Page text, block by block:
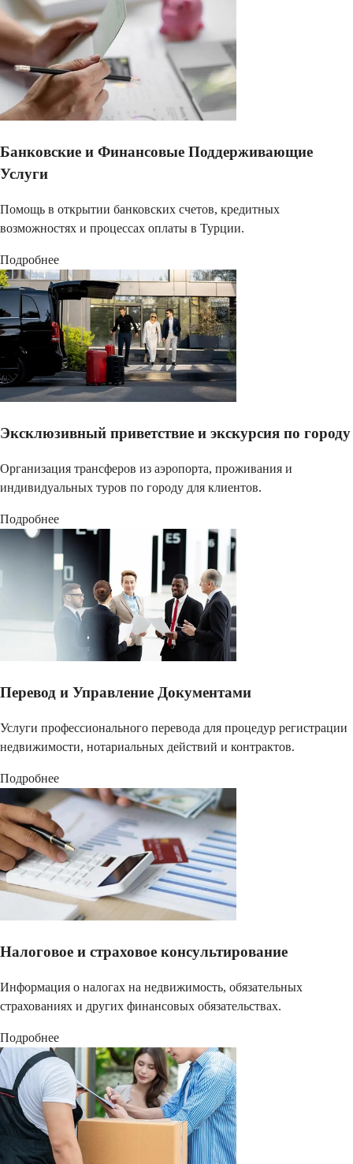
Банковские и Финансовые Поддерживающие
Услуги
Помощь в открытии банковских счетов, кредитных
возможностях и процессах оплаты в Турции.
Подробнее
Эксклюзивный приветствие и экскурсия по городу
Организация трансферов из аэропорта, проживания и
индивидуальных туров по городу для клиентов.
Подробнее
Перевод и Управление Документами
Услуги профессионального перевода для процедур регистрации
недвижимости, нотариальных действий и контрактов.
Подробнее
Налоговое и страховое консультирование
Информация о налогах на недвижимость, обязательных
страхованиях и других финансовых обязательствах.
Подробнее